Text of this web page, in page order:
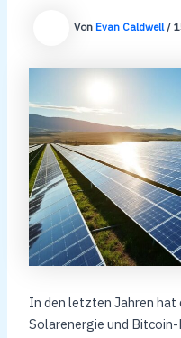
Von Evan Caldwell /
In den letzten Jahren
Solarenergie und